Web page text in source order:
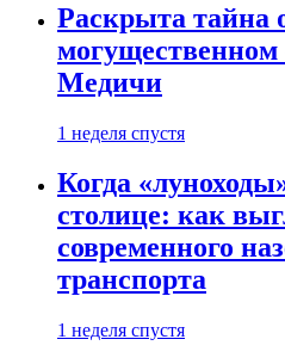
Раскрыта тайна
могущественном
Медичи
1 неделя спустя
Когда
столице: как
современного
транспорта
1 неделя спустя